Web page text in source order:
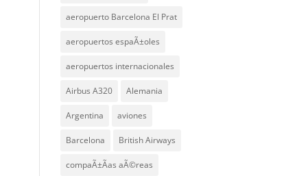
aeropuerto Barcelona El Prat
aeropuertos espaÃ±oles
aeropuertos internacionales
Airbus A320 Alemania
Argentina aviones
Barcelona British Airways
compaÃ±Ã­as aÃ©reas